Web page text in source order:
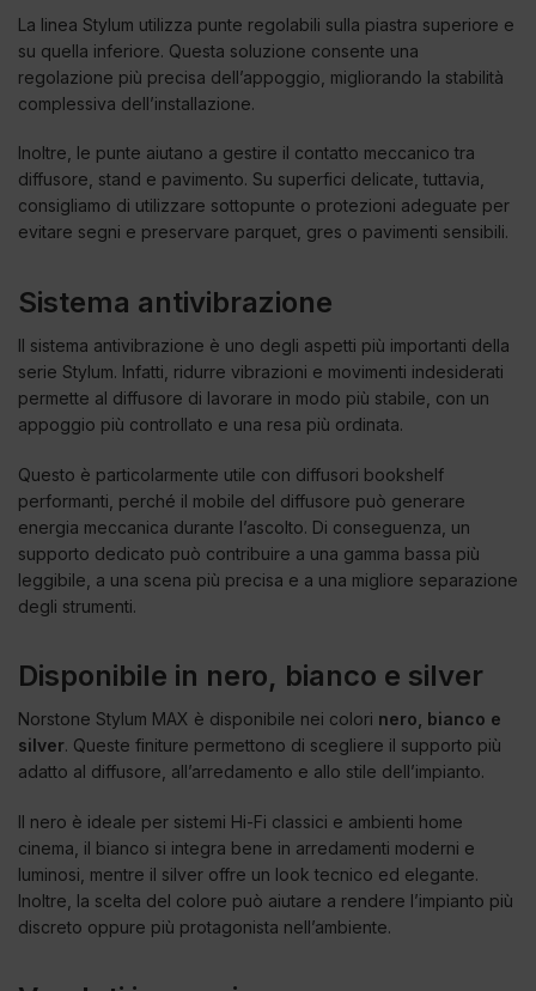
La linea Stylum utilizza punte regolabili sulla piastra superiore e
su quella inferiore. Questa soluzione consente una
regolazione più precisa dell’appoggio, migliorando la stabilità
complessiva dell’installazione.
Inoltre, le punte aiutano a gestire il contatto meccanico tra
diffusore, stand e pavimento. Su superfici delicate, tuttavia,
consigliamo di utilizzare sottopunte o protezioni adeguate per
evitare segni e preservare parquet, gres o pavimenti sensibili.
Sistema antivibrazione
Il sistema antivibrazione è uno degli aspetti più importanti della
serie Stylum. Infatti, ridurre vibrazioni e movimenti indesiderati
permette al diffusore di lavorare in modo più stabile, con un
appoggio più controllato e una resa più ordinata.
Questo è particolarmente utile con diffusori bookshelf
performanti, perché il mobile del diffusore può generare
energia meccanica durante l’ascolto. Di conseguenza, un
supporto dedicato può contribuire a una gamma bassa più
leggibile, a una scena più precisa e a una migliore separazione
degli strumenti.
Disponibile in nero, bianco e silver
Norstone Stylum MAX è disponibile nei colori nero, bianco e
silver. Queste finiture permettono di scegliere il supporto più
adatto al diffusore, all’arredamento e allo stile dell’impianto.
Il nero è ideale per sistemi Hi-Fi classici e ambienti home
cinema, il bianco si integra bene in arredamenti moderni e
luminosi, mentre il silver offre un look tecnico ed elegante.
Inoltre, la scelta del colore può aiutare a rendere l’impianto più
discreto oppure più protagonista nell’ambiente.